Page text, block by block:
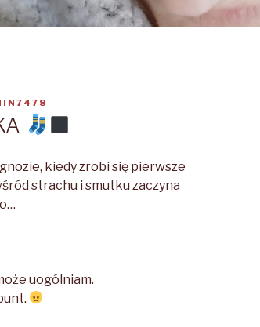
kiedy zrobi się pierwsze
strachu i smutku zaczyna
uogólniam.